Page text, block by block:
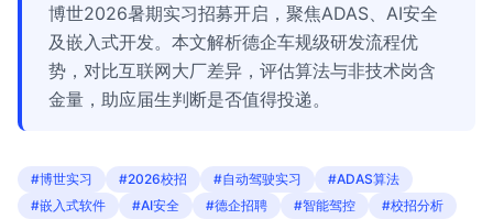
博世2026暑期实习招募开启，聚焦ADAS、AI安全
及嵌入式开发。本文解析德企车规级研发流程优
势，对比互联网大厂差异，评估算法与非技术岗含
金量，助应届生判断是否值得投递。
#博世实习 #2026校招 #自动驾驶实习
#ADAS算法
#嵌入式软件
#AI安全 #德企招聘 #智能驾控 #校招分析